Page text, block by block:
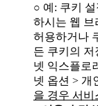
○ 예: 쿠키
하시는 웹 브
허용하거나
든 쿠키의 저
넷 익스플로
넷 옵션 > 개
을 경우 서